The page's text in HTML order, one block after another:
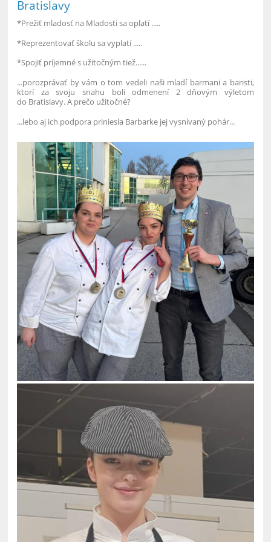
Bratislavy
*Prežiť mladosť na Mladosti sa oplatí .....
*Reprezentovať školu sa vyplatí .....
*Spojiť príjemné s užitočným tiež......
...porozprávať by vám o tom vedeli naši mladí barmani a baristi,
ktorí za svoju snahu boli odmenení 2 dňovým výletom
do Bratislavy. A prečo užitočné?
...lebo aj ich podpora priniesla Barbarke jej vysnívaný pohár...